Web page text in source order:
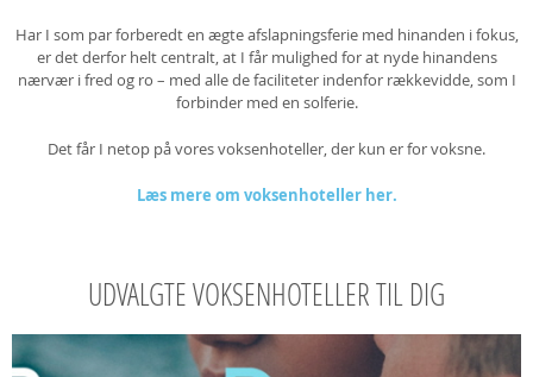
Har I som par forberedt en ægte afslapningsferie med hinanden i fokus,
er det derfor helt centralt, at I får mulighed for at nyde hinandens
nærvær i fred og ro – med alle de faciliteter indenfor rækkevidde, som I
forbinder med en solferie.
Det får I netop på vores voksenhoteller, der kun er for voksne.
Læs mere om voksenhoteller her.
UDVALGTE VOKSENHOTELLER TIL DIG